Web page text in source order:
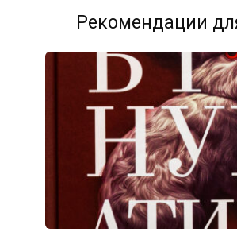
Рекомендации